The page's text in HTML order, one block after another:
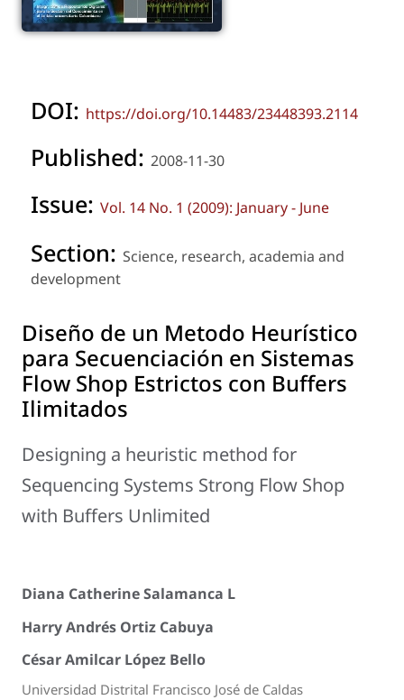
DOI: https://doi.org/10.14483/23448393.2114
Published: 2008-11-30
Issue: Vol. 14 No. 1 (2009): January - June
Section: Science, research, academia and
development
Diseño de un Metodo Heurístico
para Secuenciación en Sistemas
Flow Shop Estrictos con Buffers
Ilimitados
Designing a heuristic method for
Sequencing Systems Strong Flow Shop
with Buffers Unlimited
Diana Catherine Salamanca L
Harry Andrés Ortiz Cabuya
César Amilcar López Bello
Universidad Distrital Francisco José de Caldas